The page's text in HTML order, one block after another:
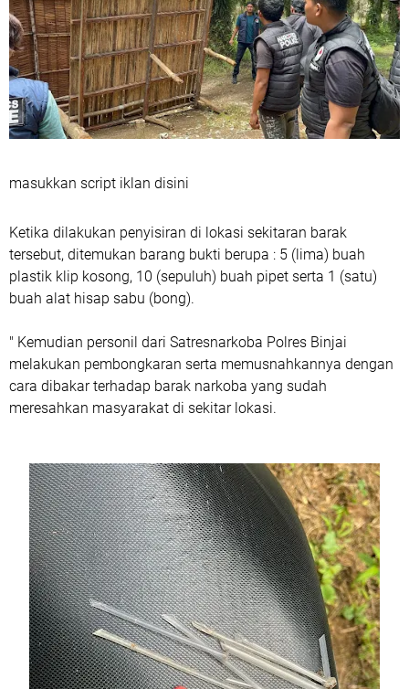
masukkan script iklan disini
‎Ketika dilakukan penyisiran di lokasi sekitaran barak
tersebut, ditemukan barang bukti berupa : 5 (lima) buah
plastik klip kosong, 10 (sepuluh) buah pipet serta 1 (satu)
buah alat hisap sabu (bong).
‎" Kemudian personil dari Satresnarkoba Polres Binjai
melakukan pembongkaran serta memusnahkannya dengan
cara dibakar terhadap barak narkoba yang sudah
meresahkan masyarakat di sekitar lokasi.